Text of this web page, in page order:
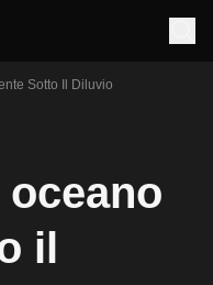
Sotto Il Diluvio
il